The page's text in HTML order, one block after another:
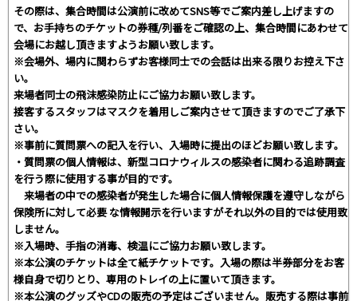
その際は、集合時間は公演前に改めてSNS等でご案内差し上げますの
で、お手持ちのチケットの券種/列番をご確認の上、集合時間にあわせて
会場にお越し頂きますようお願い致します。
※会場外、場内に関わらずお客様同士での会話は出来る限りお控え下さ
い。
来場者同士の飛沫感染防止にご協力お願い致します。
接客するスタッフはマスクを着用しご案内させて頂きますのでご了承下
さい。
※事前に質問票への記入を行い、入場時に提出のほどお願い致します。
・質問票の個人情報は、新型コロナウィルスの感染者に関わる追跡調査
を行う際に使用する事が目的です。
来場者の中での感染者が発生した場合に個人情報保護を遵守しながら
保険所に対して必要 な情報開示を行いますがそれ以外の目的では使用致
しません。
※入場時、手指の消毒、検温にご協力お願い致します。
※本公演のチケットは全て紙チケットです。入場の際は半券部分をお客
様自身で切りとり、専用のトレイの上に置いて頂きます。
※本公演のグッズやCDの販売の予定はございません。販売する際は事前